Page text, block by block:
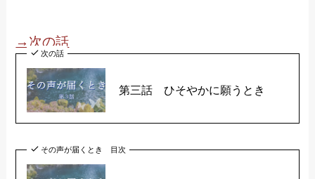
→次の話
次の話
第三話 ひそやかに願うとき
その声が届くとき 目次